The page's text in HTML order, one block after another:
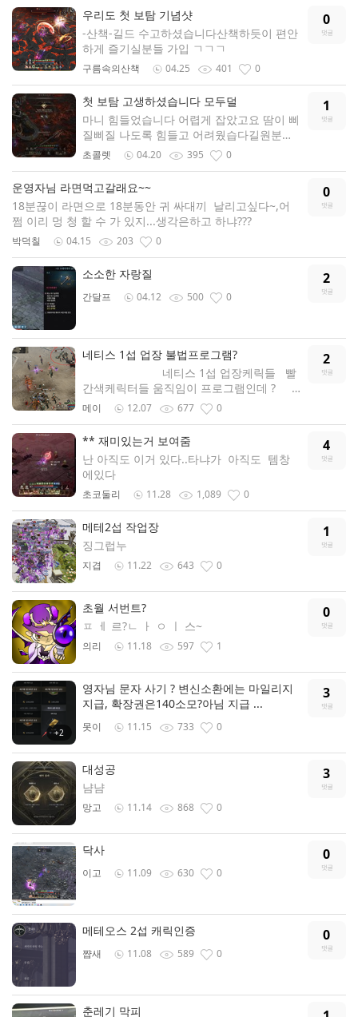
우리도 첫 보탐 기념샷 0
-산책-길드 수고하셨습니다산책하듯이 편안
하게 즐기실분들 가입 ㄱㄱㄱ
구름속의산책 04.25 401 0
첫 보탐 고생하셨습니다 모두덜 1
마니 힘들었습니다 어렵게 잡았고요 땀이 삐
질삐질 나도록 힘들고 어려웠습다길원분들
고생하셨고 오늘은 푸욱 쉬세요
초콜렛 04.20 395 0
운영자님 라면먹고갈래요~~ 0
18분끊이 라면으로 18분동안 귀 싸대끼 날리고싶다~,어
쩜 이리 멍 청 할 수 가 있지...생각은하고 하냐???
박덕칠 04.15 203 0
소소한 자랑질 2
간달프 04.12 500 0
네티스 1섭 업장 불법프로그램? 2
네티스 1섭 업장케릭들 빨
간색케릭터들 움직임이 프로그램인데 ?
메이 12.07 677 0
** 재미있는거 보여줌 4
난 아직도 이거 있다..타냐가 아직도 템창
에있다
초코둘리 11.28 1,089 0
메테2섭 작업장 1
징그럽누
지겹 11.22 643 0
초월 서번트? 0
ㅍ ㅔ 르?ㄴ ㅏ ㅇ ㅣ 스~
의리 11.18 597 1
+2
영자님 문자 사기 ? 변신소환에는 마일리지
지급, 확장권은140소모?아님 지급 ...
3
못이 11.15 733 0
대성공 3
냠냠
망고 11.14 868 0
닥사 0
이고 11.09 630 0
메테오스 2섭 캐릭인증 0
쨥새 11.08 589 0
춘레기 막피